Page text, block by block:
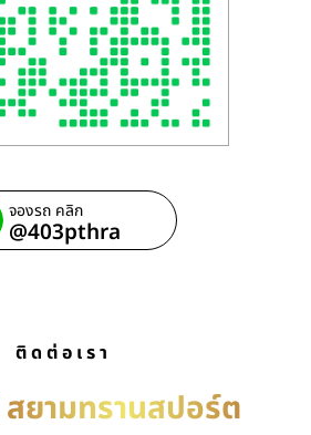
จองรถ คลิก
@403pthra
ติดต่อเรา
สยามทรานสปอร์ต